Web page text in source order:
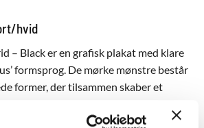
hvid
– Black er en grafisk plakat med klare
formsprog. De mørke mønstre består
former, der tilsammen skaber et
til det ellers markante motiv. Denne